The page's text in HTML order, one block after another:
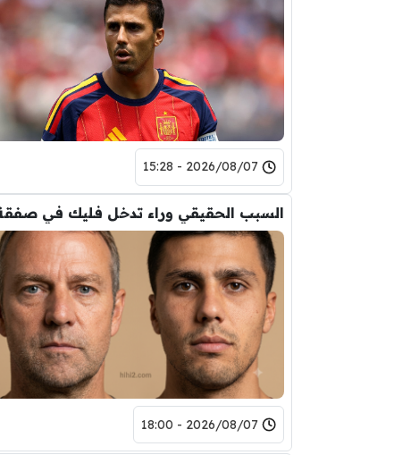
2026/08/07 - 15:28
2026/08/07 - 18:00